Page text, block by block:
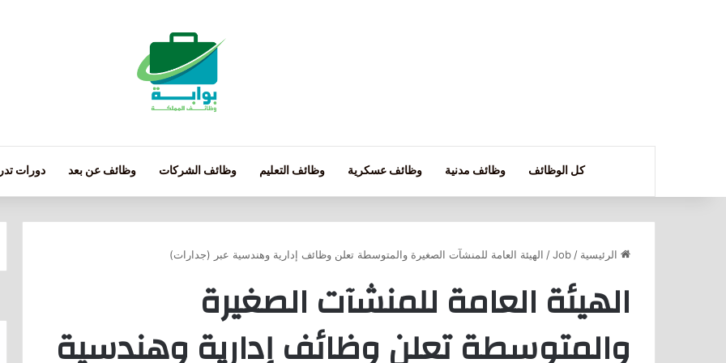
كل الوظائف وظائف مدنية وظائف عسكرية وظائف التعليم وظائف الشركات وظائف عن بعد دورات
الرئيسية /
Job
/ الهيئة العامة للمنشآت الصغيرة والمتوسطة تعلن وظائف إدارية وهندسية عبر (جدارات)
الهيئة العامة للمنشآت الصغيرة
والمتوسطة تعلن وظائف إدارية وهندسية